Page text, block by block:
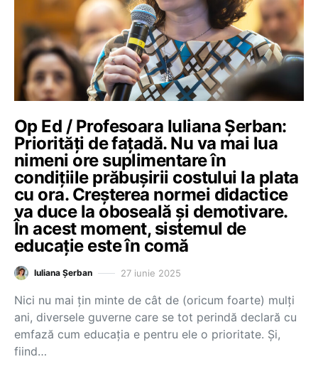
Op Ed / Profesoara Iuliana Șerban:
Priorități de fațadă. Nu va mai lua
nimeni ore suplimentare în
condițiile prăbușirii costului la plata
cu ora. Creșterea normei didactice
va duce la oboseală și demotivare.
În acest moment, sistemul de
educație este în comă
Iuliana Șerban 27 iunie 2025
Nici nu mai țin minte de cât de (oricum foarte) mulți
ani, diversele guverne care se tot perindă declară cu
emfază cum educația e pentru ele o prioritate. Și,
fiind…